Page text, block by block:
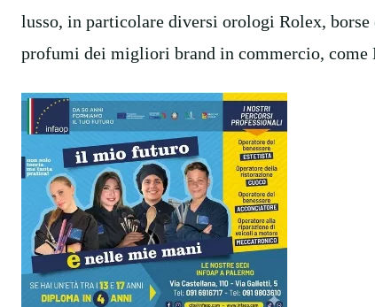
lusso, in particolare diversi orologi Rolex,
profumi dei migliori brand in commercio, come